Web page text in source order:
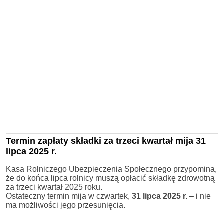
Termin zapłaty składki za trzeci kwartał mija 31
lipca 2025 r.
Kasa Rolniczego Ubezpieczenia Społecznego przypomina,
że do końca lipca rolnicy muszą opłacić składkę zdrowotną
za trzeci kwartał 2025 roku.
Ostateczny termin mija w czwartek, 31 lipca 2025 r. – i nie
ma możliwości jego przesunięcia.